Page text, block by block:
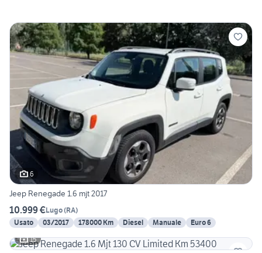
6
Jeep Renegade 1.6 mjt 2017
10.999 €Lugo(RA)
Usato
03/2017 178000 Km Diesel Manuale
Euro 6
15